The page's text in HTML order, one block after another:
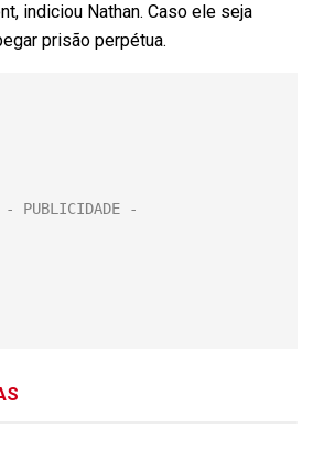
indiciou Nathan. Caso ele seja
prisão perpétua.